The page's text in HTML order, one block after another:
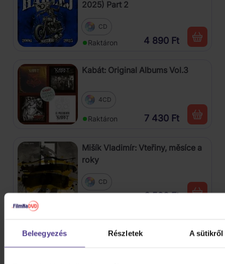
Beleegyezés Részletek A sütikről
2025) Part 2
CD
Raktáron 4 890 Ft
Kabát: Original Albums Vol.3
4CD
Raktáron 7 430 Ft
Mišík Vladimír: Vteřiny, měsíce a
roky
CD
6 520 Ft
Blue Vinyl)